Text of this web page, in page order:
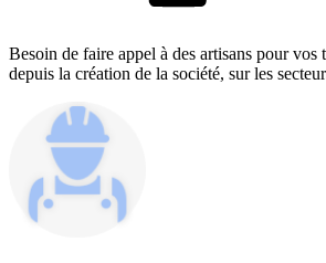
Besoin de faire appel à des artisans pour vos
depuis la création de la société, sur les